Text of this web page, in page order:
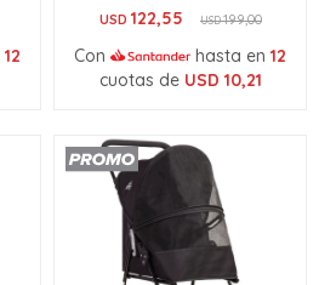
12
USD 122,55 USD199,00
Con hasta en 12
cuotas de USD 10,21